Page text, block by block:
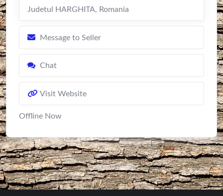
Judetul HARGHITA, Romania
Message to Seller
Chat
Visit Website
Offline Now